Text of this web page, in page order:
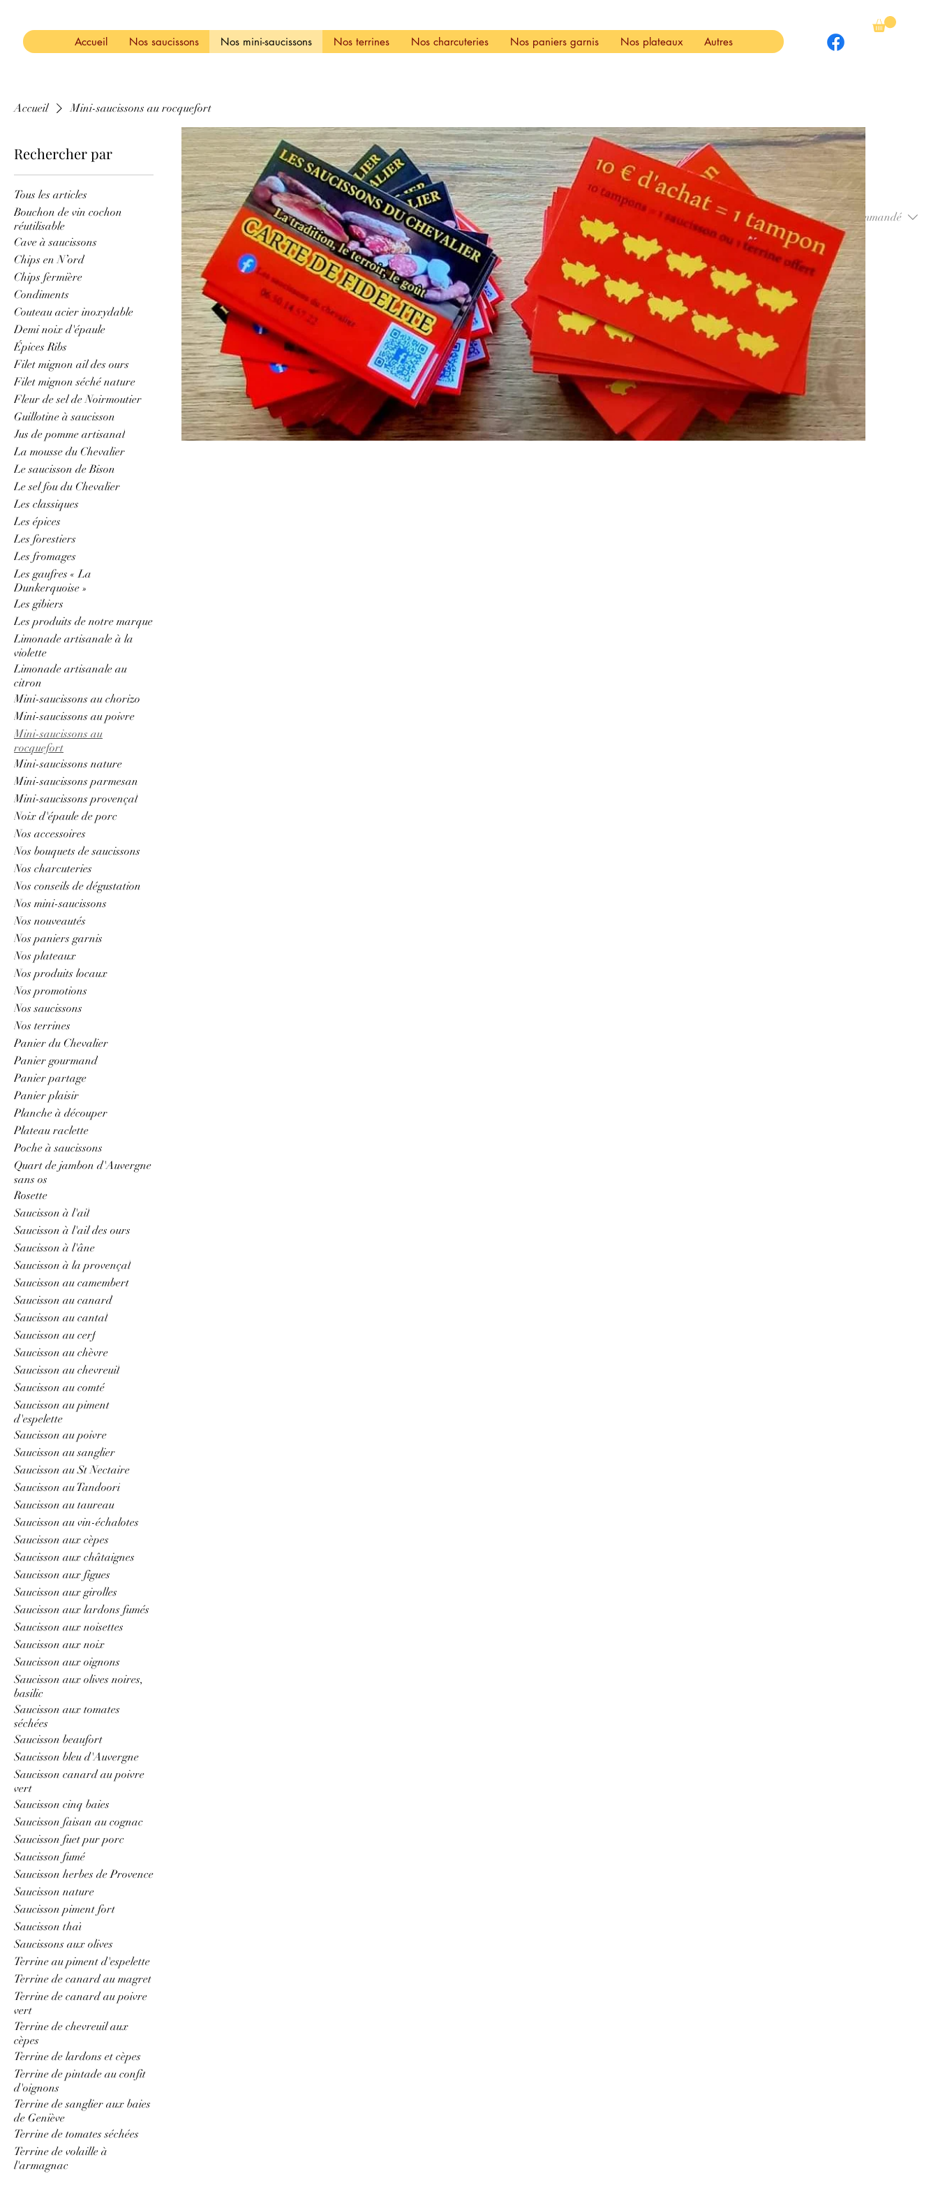
Accueil Nos saucissons Nos mini-saucissons Nos terrines Nos charcuteries Nos paniers garnis Nos plateaux Autres
Accueil Mini-saucissons au rocquefort
Rechercher par
Tous les articles
Bouchon de vin cochon
réutilisable
Cave à saucissons
Chips en N’ord
Chips fermière
Condiments
Couteau acier inoxydable
Demi noix d'épaule
Épices Ribs
Filet mignon ail des ours
Filet mignon séché nature
Fleur de sel de Noirmoutier
Guillotine à saucisson
Jus de pomme artisanal
La mousse du Chevalier
Le saucisson de Bison
Le sel fou du Chevalier
Les classiques
Les épices
Les forestiers
Les fromages
Les gaufres « La
Dunkerquoise »
Les gibiers
Les produits de notre marque
Limonade artisanale à la
violette
Limonade artisanale au
citron
Mini-saucissons au chorizo
Mini-saucissons au poivre
Mini-saucissons au
rocquefort
Mini-saucissons nature
Mini-saucissons parmesan
Mini-saucissons provençal
Noix d'épaule de porc
Nos accessoires
Nos bouquets de saucissons
Nos charcuteries
Nos conseils de dégustation
Nos mini-saucissons
Nos nouveautés
Nos paniers garnis
Nos plateaux
Nos produits locaux
Nos promotions
Nos saucissons
Nos terrines
Panier du Chevalier
Panier gourmand
Panier partage
Panier plaisir
Planche à découper
Plateau raclette
Poche à saucissons
Quart de jambon d'Auvergne
sans os
Rosette
Saucisson à l'ail
Saucisson à l'ail des ours
Saucisson à l'âne
Saucisson à la provençal
Saucisson au camembert
Saucisson au canard
Saucisson au cantal
Saucisson au cerf
Saucisson au chèvre
Saucisson au chevreuil
Saucisson au comté
Saucisson au piment
d'espelette
Saucisson au poivre
Saucisson au sanglier
Saucisson au St Nectaire
Saucisson au Tandoori
Saucisson au taureau
Saucisson au vin-échalotes
Saucisson aux cèpes
Saucisson aux châtaignes
Saucisson aux figues
Saucisson aux girolles
Saucisson aux lardons fumés
Saucisson aux noisettes
Saucisson aux noix
Saucisson aux oignons
Saucisson aux olives noires,
basilic
Saucisson aux tomates
séchées
Saucisson beaufort
Saucisson bleu d'Auvergne
Saucisson canard au poivre
vert
Saucisson cinq baies
Saucisson faisan au cognac
Saucisson fuet pur porc
Saucisson fumé
Saucisson herbes de Provence
Saucisson nature
Saucisson piment fort
Saucisson thaï
Saucissons aux olives
Terrine au piment d'espelette
Terrine de canard au magret
Terrine de canard au poivre
vert
Terrine de chevreuil aux
cèpes
Terrine de lardons et cèpes
Terrine de pintade au confit
d'oignons
Terrine de sanglier aux baies
de Geniève
Terrine de tomates séchées
Terrine de volaille à
l'armagnac
Mini-saucissons au rocquefort
0 article
Trier par : Recommandé
Aucun article ici pour le moment
En attendant, vous pouvez choisir une autre catégorie pour continuer vos achats.